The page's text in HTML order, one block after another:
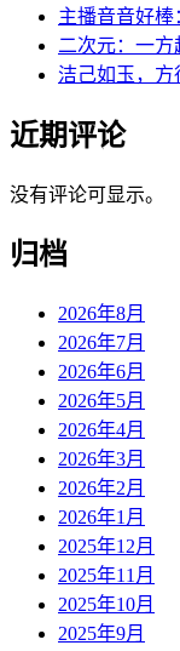
主播音音好棒
二次元：一
洁己如玉，方
近期评论
没有评论可显示。
归档
2026年8月
2026年7月
2026年6月
2026年5月
2026年4月
2026年3月
2026年2月
2026年1月
2025年12月
2025年11月
2025年10月
2025年9月